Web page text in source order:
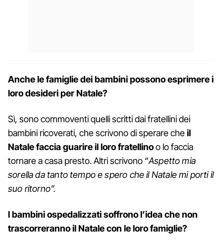
Anche le famiglie dei bambini possono esprimere i
loro desideri per Natale?
Sì, sono commoventi quelli scritti dai fratellini dei
bambini ricoverati, che scrivono di sperare cheil
Natale faccia guarire il loro fratellinoo lo faccia
tornare a casa presto. Altri scrivono “Aspetto mia
sorella da tanto tempo e spero che il Natale mi porti il
suo ritorno”.
I bambini ospedalizzati soffrono l’idea che non
trascorreranno il Natale con le loro famiglie?